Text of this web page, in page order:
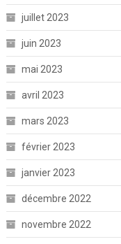
juillet 2023
juin 2023
mai 2023
avril 2023
mars 2023
février 2023
janvier 2023
décembre 2022
novembre 2022